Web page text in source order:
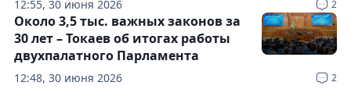
12:55, 30 июня 2026 2
12:48, 30 июня 2026 2
Около 3,5 тыс. важных законов за
30 лет – Токаев об итогах работы
двухпалатного Парламента